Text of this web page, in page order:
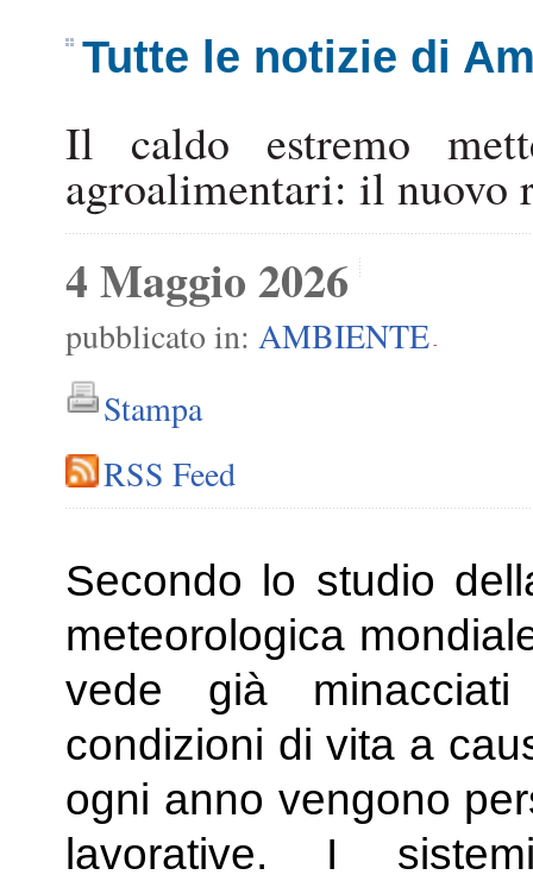
Tutte le notizie di
Il caldo estremo
agroalimentari: il nuovo
4 Maggio 2026
pubblicato in: AMBIENTE -
Stampa
RSS Feed
Secondo lo studio
meteorologica
vede già
condizioni di vita a
ogni anno vengono
lavorative. I